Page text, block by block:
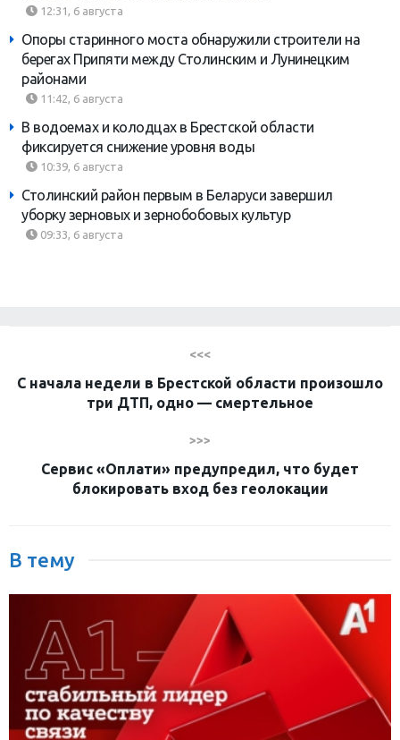
12:31, 6 августа
Опоры старинного моста обнаружили строители на
берегах Припяти между Столинским и Лунинецким
районами
11:42, 6 августа
В водоемах и колодцах в Брестской области
фиксируется снижение уровня воды
10:39, 6 августа
Столинский район первым в Беларуси завершил
уборку зерновых и зернобобовых культур
09:33, 6 августа
<<<
С начала недели в Брестской области произошло
три ДТП, одно — смертельное
>>>
Сервис «Оплати» предупредил, что будет
блокировать вход без геолокации
В тему